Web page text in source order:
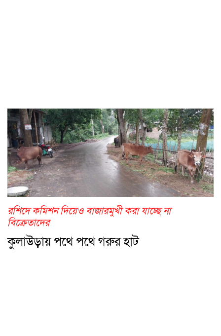
রশিদে কমিশন দিয়েও বাজারমুখী করা যাচ্ছে না
বিক্রেতাদের
কুলাউড়ায় পথে পথে গরুর হাট